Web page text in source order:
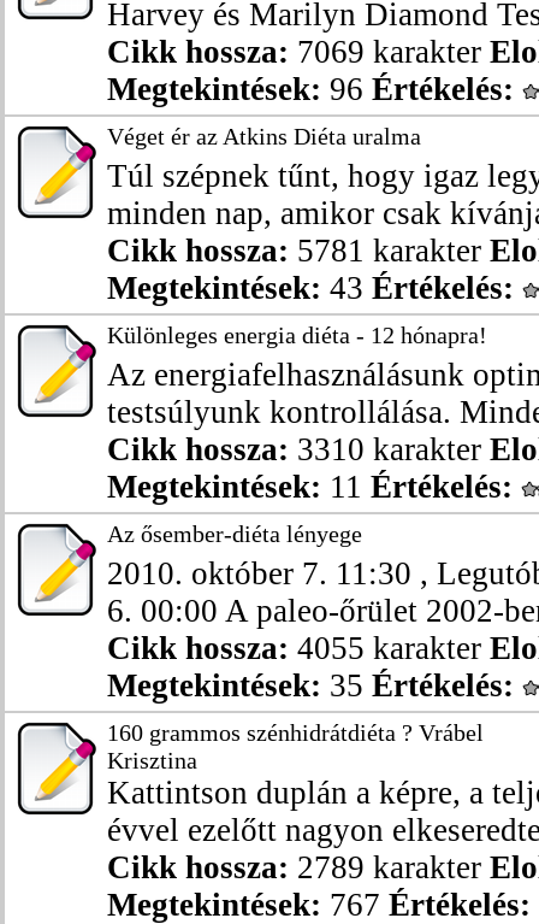
Harvey és Marilyn Diamond
Cikk hossza: 7069 karakter
Megtekintések: 96 Értékelés:
Véget ér az Atkins Diéta uralma
Túl szépnek tűnt, hogy igaz
minden nap, amikor csak
Cikk hossza: 5781 karakter
Megtekintések: 43 Értékelés:
Különleges energia diéta - 12 hónapra!
Az energiafelhasználásunk
testsúlyunk kontrollálása.
Cikk hossza: 3310 karakter
Megtekintések: 11 Értékelés:
Az ősember-diéta lényege
2010. október 7. 11:30 ,
6. 00:00 A paleo-őrület 2002-
Cikk hossza: 4055 karakter
Megtekintések: 35 Értékelés:
160 grammos szénhidrátdiéta ? Vrábel
Krisztina
Kattintson duplán a képre, a
évvel ezelőtt nagyon
Cikk hossza: 2789 karakter
Megtekintések: 767 Értékelés: